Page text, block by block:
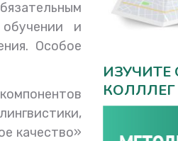
и
Особое
качество»
КОЛЛЛЕГ